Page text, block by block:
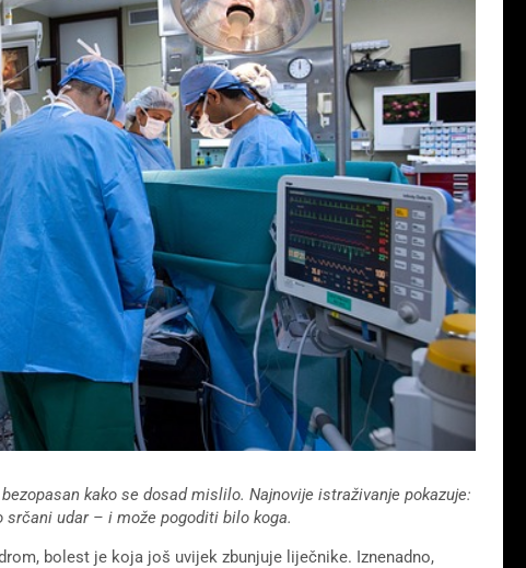
kako se dosad mislilo. Najnovije istraživanje pokazuje:
srčani udar – i može pogoditi bilo koga.
bolest je koja još uvijek zbunjuje liječnike. Iznenadno,